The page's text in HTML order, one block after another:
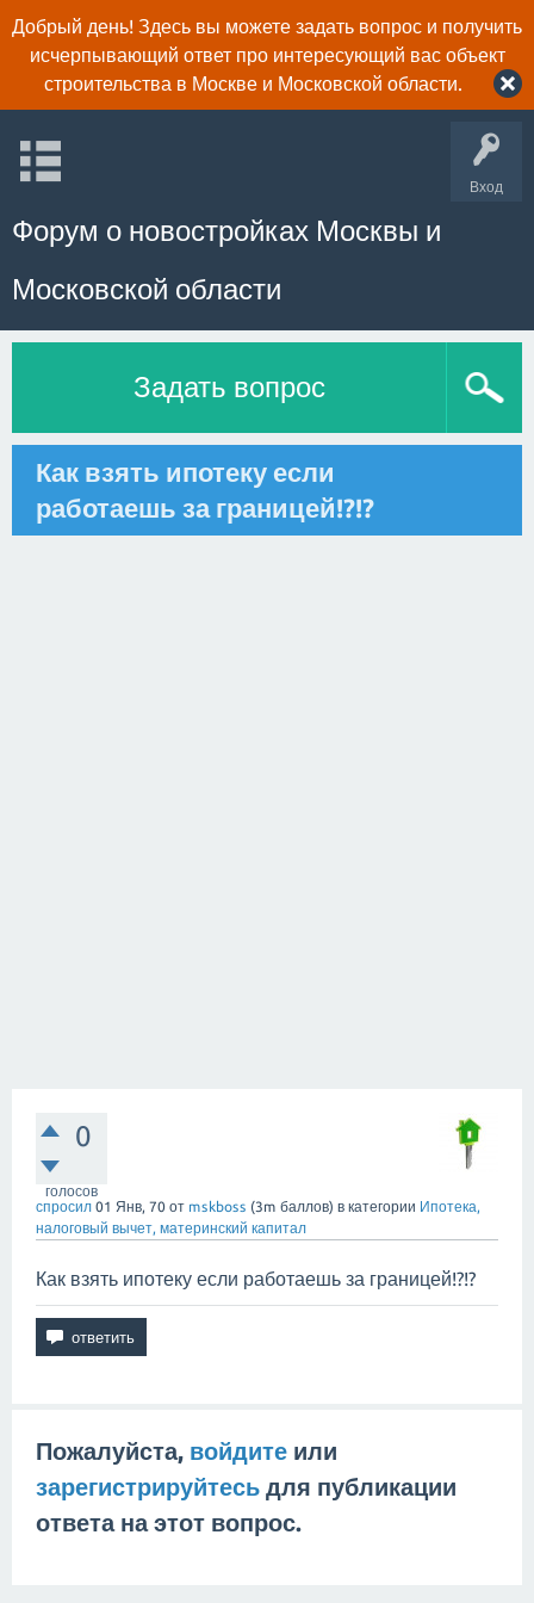
Добрый день! Здесь вы можете задать вопрос и получить
исчерпывающий ответ про интересующий вас объект
строительства в Москве и Московской области.
Вход
Форум о новостройках Москвы и
Московской области
Задать вопрос
Как взять ипотеку если
работаешь за границей!?!?
0
голосов
спросил 01 Янв, 70 от mskboss (3m баллов) в категории Ипотека,
налоговый вычет, материнский капитал
Как взять ипотеку если работаешь за границей!?!?
Пожалуйста, войдите или
зарегистрируйтесь для публикации
ответа на этот вопрос.